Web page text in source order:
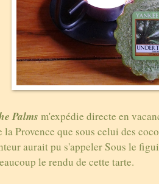
Palms m'expédie directe en
la Provence que sous celui des
aurait pu s'appeler Sous le
le rendu de cette tarte.